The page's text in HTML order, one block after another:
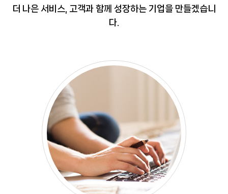
더 나은 서비스, 고객과 함께 성장하는 기업을 만들겠습니
다.